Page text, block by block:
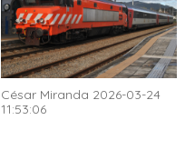
César Miranda 2026-03-24
11:53:06